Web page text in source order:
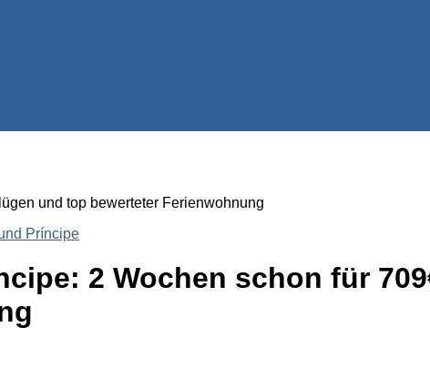
und top bewerteter Ferienwohnung
Príncipe
2 Wochen schon für